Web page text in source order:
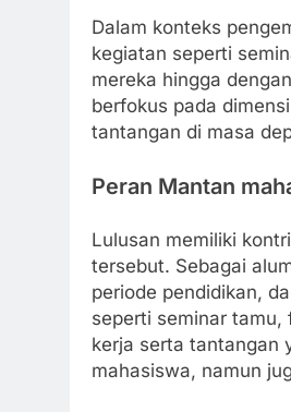
Dalam konteks
kegiatan seperti
mereka hingga
berfokus pada
tantangan di masa
Peran Mantan
Lulusan memiliki
tersebut. Sebagai
periode pendidikan,
seperti seminar tamu,
kerja serta tantangan
mahasiswa, namun